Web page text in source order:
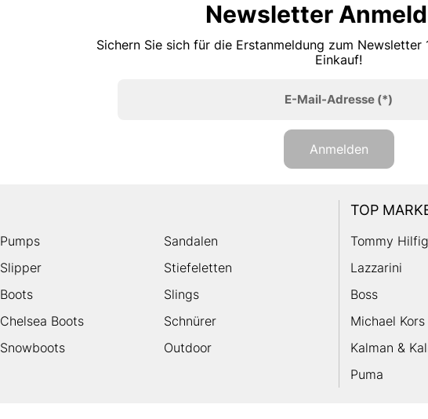
Newsletter
Sichern Sie sich für die Erstanmeldung zum Newsletter
Einkauf!
E-Mail-Adresse(*)
Anmelden
Pumps
Sandalen
Slipper
Stiefeletten
Boots
Slings
Chelsea Boots
Schnürer
Snowboots
Outdoor
TOP
Tommy
Lazzarini
Boss
Michael Kors
Kalman &
Puma